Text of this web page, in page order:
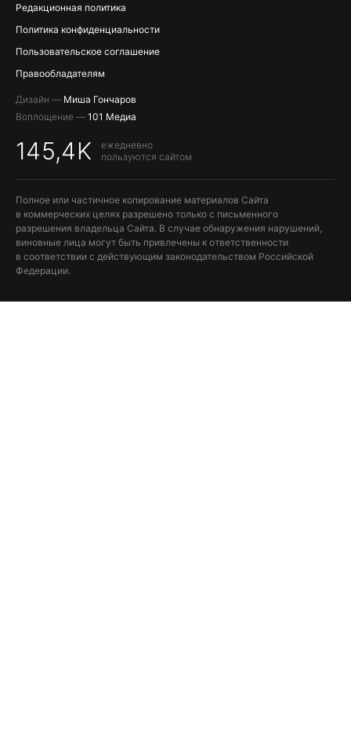
Редакционная политика
Политика конфиденциальности
Пользовательское соглашение
Правообладателям
Дизайн — Миша Гончаров
Воплощение — 101 Медиа
145,4K
ежедневно
пользуются сайтом
Полное или частичное копирование материалов Сайта
в коммерческих целях разрешено только с письменного
разрешения владельца Сайта. В случае обнаружения нарушений,
виновные лица могут быть привлечены к ответственности
в соответствии с действующим законодательством Российской
Федерации.